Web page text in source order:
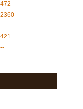
472
2360
--
421
--